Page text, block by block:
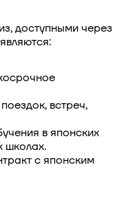
доступными через
встреч,
в японских
школах.
с японским